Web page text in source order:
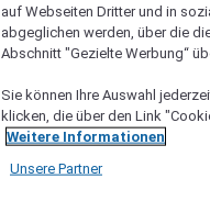
auf Webseiten Dritter und in
abgeglichen werden, über die
Abschnitt "Gezielte Werbung“
Sie können Ihre Auswahl
klicken, die über den Link
Weitere Informationen
Unsere Partner